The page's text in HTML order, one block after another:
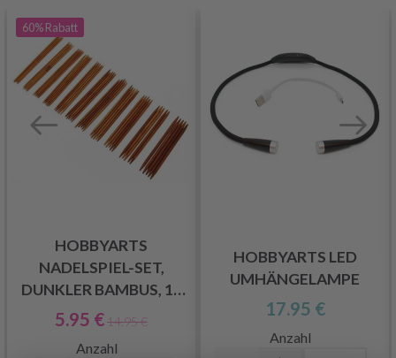
60%Rabatt
HOBBYARTS
NADELSPIEL-SET,
DUNKLER BAMBUS, 15
GRÖSSEN, 20 CM
5.95 €14.95 €
Anzahl
HOBBYARTS LED
UMHÄNGELAMPE
17.95 €
Anzahl